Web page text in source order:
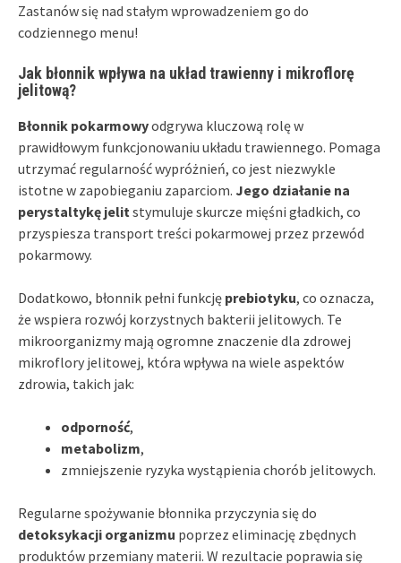
Zastanów się nad stałym wprowadzeniem go do
codziennego menu!
Jak błonnik wpływa na układ trawienny i mikroflorę
jelitową?
Błonnik pokarmowyodgrywa kluczową rolę w
prawidłowym funkcjonowaniu układu trawiennego. Pomaga
utrzymać regularność wypróżnień, co jest niezwykle
istotne w zapobieganiu zaparciom. Jego działanie na
perystaltykę jelit stymuluje skurcze mięśni gładkich, co
przyspiesza transport treści pokarmowej przez przewód
pokarmowy.
Dodatkowo, błonnik pełni funkcję prebiotyku, co oznacza,
że wspiera rozwój korzystnych bakterii jelitowych. Te
mikroorganizmy mają ogromne znaczenie dla zdrowej
mikroflory jelitowej, która wpływa na wiele aspektów
zdrowia, takich jak:
odporność,
metabolizm,
zmniejszenie ryzyka wystąpienia chorób jelitowych.
Regularne spożywanie błonnika przyczynia się do
detoksykacji organizmu poprzez eliminację zbędnych
produktów przemiany materii. W rezultacie poprawia się